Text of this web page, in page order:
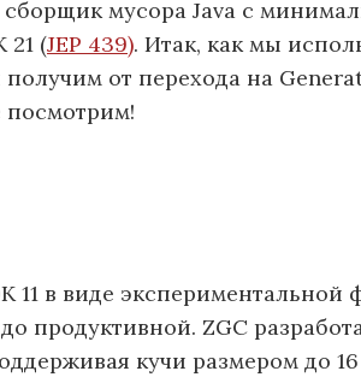
мусора Java с
21 (JEP 439). Итак, как мы
от перехода на
посмотрим!
11 в виде экспериментальной
продуктивной. ZGC
кучи размером до